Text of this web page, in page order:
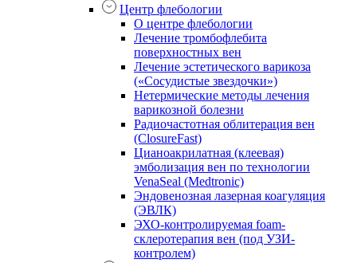
Центр флебологии
О центре флебологии
Лечение тромбофлебита
поверхностных вен
Лечение эстетического варикоза
(«Сосудистые звездочки»)
Нетермические методы лечения
варикозной болезни
Радиочастотная облитерация вен
(ClosureFast)
Цианоакрилатная (клеевая)
эмболизация вен по технологии
VenaSeal (Medtronic)
Эндовенозная лазерная коагуляция
(ЭВЛК)
ЭХО-контролируемая foam-
склеротерапия вен (под УЗИ-
контролем)